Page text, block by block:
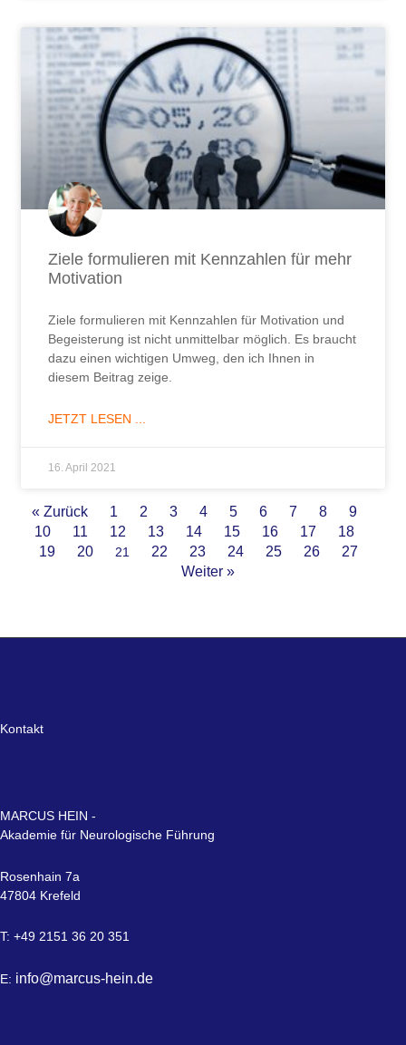
Ziele formulieren mit Kennzahlen für mehr
Motivation
Ziele formulieren mit Kennzahlen für Motivation und
Begeisterung ist nicht unmittelbar möglich. Es braucht
dazu einen wichtigen Umweg, den ich Ihnen in
diesem Beitrag zeige.
JETZT LESEN ...
16. April 2021
« Zurück 1 2 3 4 5 6 7 8
9
10
11 12 13 14 15 16 17
18
19
20 21 22 23 24 25 26
27
Weiter »
Kontakt
MARCUS HEIN -
Akademie für Neurologische Führung
Rosenhain 7a
47804 Krefeld
T: +49 2151 36 20 351
E: info@marcus-hein.de